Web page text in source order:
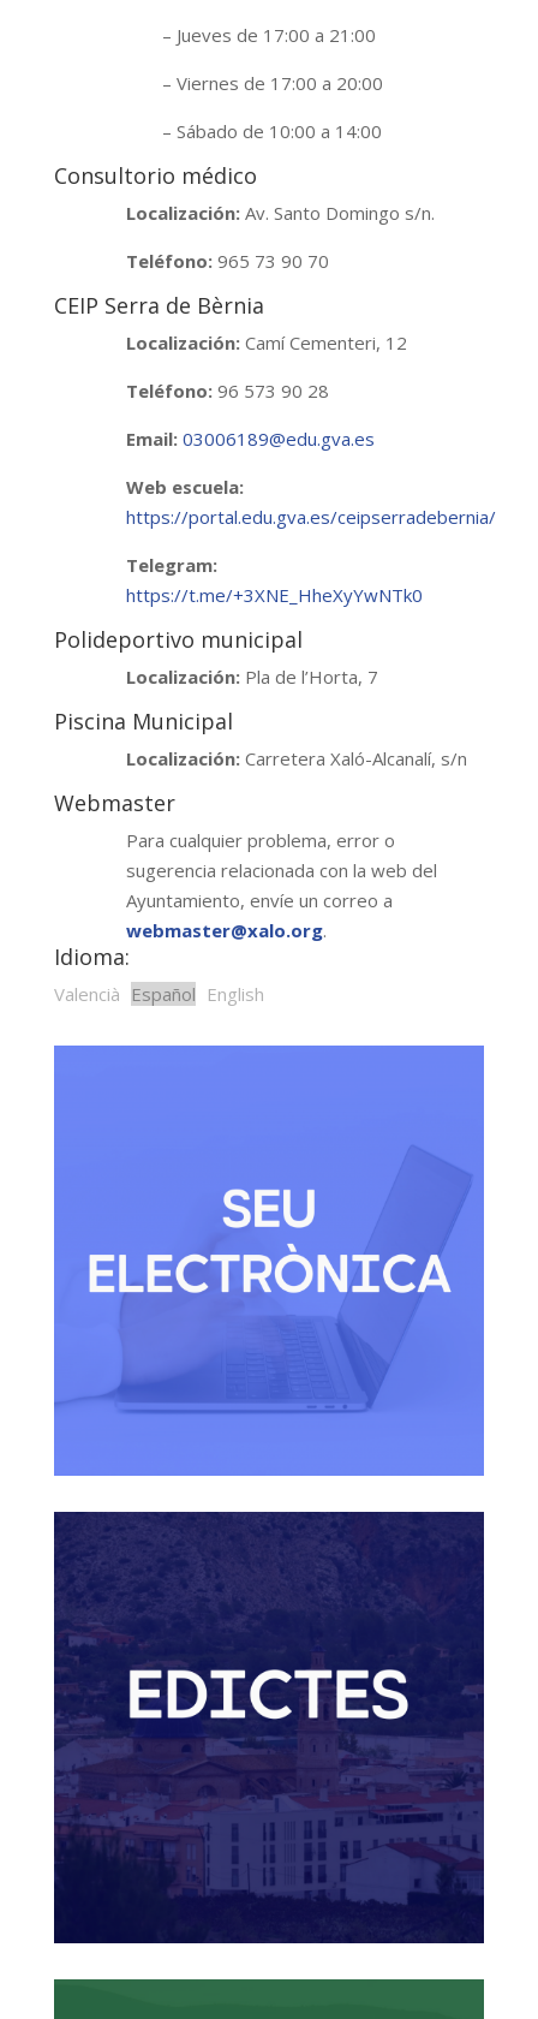
– Jueves de 17:00 a 21:00
– Viernes de 17:00 a 20:00
– Sábado de 10:00 a 14:00
Consultorio médico
Localización:Av. Santo Domingo s/n.
Teléfono:965 73 90 70
CEIP Serra de Bèrnia
Localización:Camí Cementeri, 12
Teléfono:96 573 90 28
Email: 03006189@edu.gva.es
Web escuela:
https://portal.edu.gva.es/ceipserradebernia/
Telegram:
https://t.me/+3XNE_HheXyYwNTk0
Polideportivo municipal
Localización:Pla de l’Horta, 7
Piscina Municipal
Localización:Carretera Xaló-Alcanalí, s/n
Webmaster
Para cualquier problema, error o
sugerencia relacionada con la web del
Ayuntamiento, envíe un correo a
webmaster@xalo.org.
Idioma:
Valencià Español English